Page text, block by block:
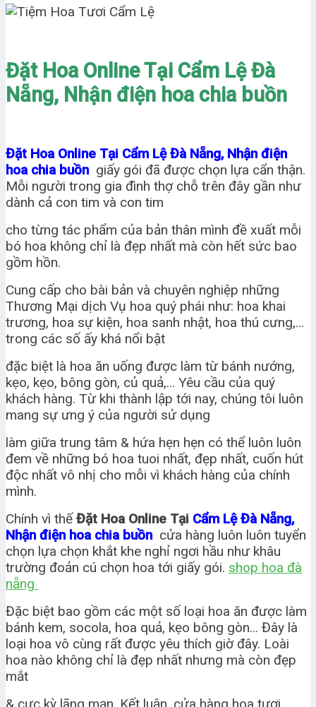
Đặt Hoa Online Tại Cẩm Lệ Đà
Nẵng, Nhận điện hoa chia buồn
Đặt Hoa Online Tại Cẩm Lệ Đà Nẵng, Nhận điện
hoa chia buồn giấy gói đã được chọn lựa cẩn thận.
Mỗi người trong gia đình thợ chỗ trên đây gần như
dành cả con tim và con tim
cho từng tác phẩm của bản thân mình đề xuất mỗi
bó hoa không chỉ là đẹp nhất mà còn hết sức bao
gồm hồn.
Cung cấp cho bài bản và chuyên nghiệp những
Thương Mại dịch Vụ hoa quý phái như: hoa khai
trương, hoa sự kiện, hoa sanh nhật, hoa thú cưng,…
trong các số ấy khá nổi bật
đặc biệt là hoa ăn uống được làm từ bánh nướng,
kẹo, kẹo, bông gòn, củ quả,… Yêu cầu của quý
khách hàng. Từ khi thành lập tới nay, chúng tôi luôn
mang sự ưng ý của người sử dụng
làm giữa trung tâm & hứa hẹn hẹn có thể luôn luôn
đem về những bó hoa tuoi nhất, đẹp nhất, cuốn hút
độc nhất vô nhị cho mỗi vì khách hàng của chính
mình.
Chính vì thếĐặt Hoa Online Tại Cẩm Lệ Đà Nẵng,
Nhận điện hoa chia buồn cửa hàng luôn luôn tuyển
chọn lựa chọn khắt khe nghỉ ngơi hầu như khâu
trường đoản cú chọn hoa tới giấy gói. shop hoa đà
nẵng
Đặc biệt bao gồm các một số loại hoa ăn được làm
bánh kem, socola, hoa quả, kẹo bông gòn… Đây là
loại hoa vô cùng rất được yêu thích giờ đây. Loài
hoa nào không chỉ là đẹp nhất nhưng mà còn đẹp
mắt